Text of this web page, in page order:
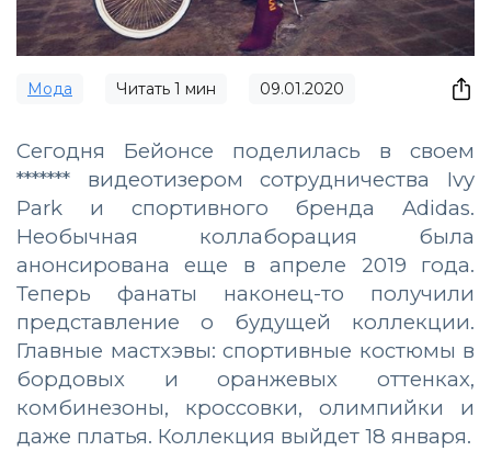
Мода Читать 1 мин 09.01.2020
Сегодня Бейонсе поделилась в своем
******* видеотизером сотрудничества Ivy
Park и спортивного бренда Adidas.
Необычная коллаборация была
анонсирована еще в апреле 2019 года.
Теперь фанаты наконец-то получили
представление о будущей коллекции.
Главные мастхэвы: спортивные костюмы в
бордовых и оранжевых оттенках,
комбинезоны, кроссовки, олимпийки и
даже платья. Коллекция выйдет 18 января.